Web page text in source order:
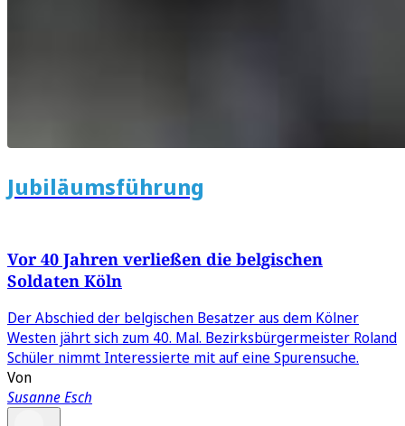
Jubiläumsführung
Vor 40 Jahren verließen die belgischen
Soldaten Köln
Der Abschied der belgischen Besatzer aus dem Kölner
Westen jährt sich zum 40. Mal. Bezirksbürgermeister Roland
Schüler nimmt Interessierte mit auf eine Spurensuche.
Von
Susanne Esch